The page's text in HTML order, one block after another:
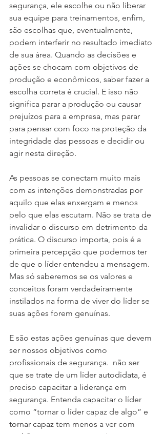
segurança, ele escolhe ou não liberar
sua equipe para treinamentos, enfim,
são escolhas que, eventualmente,
podem interferir no resultado imediato
de sua área. Quando as decisões e
ações se chocam com objetivos de
produção e econômicos, saber fazer a
escolha correta é crucial. E isso não
significa parar a produção ou causar
prejuízos para a empresa, mas parar
para pensar com foco na proteção da
integridade das pessoas e decidir ou
agir nesta direção.
As pessoas se conectam muito mais
com as intenções demonstradas por
aquilo que elas enxergam e menos
pelo que elas escutam. Não se trata de
invalidar o discurso em detrimento da
prática. O discurso importa, pois é a
primeira percepção que podemos ter
de que o líder entendeu a mensagem.
Mas só saberemos se os valores e
conceitos foram verdadeiramente
instilados na forma de viver do líder se
suas ações forem genuínas.
E são estas ações genuínas que devem
ser nossos objetivos como
profissionais de segurança.  não ser
que se trate de um líder autodidata, é
preciso capacitar a liderança em
segurança. Entenda capacitar o líder
como “tornar o líder capaz de algo” e
tornar capaz tem menos a ver com